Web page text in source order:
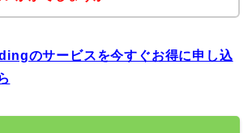
のサービスを今すぐお得に申し込